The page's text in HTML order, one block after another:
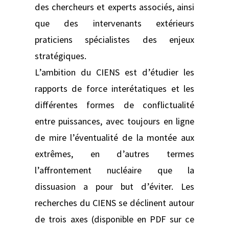
des chercheurs et experts associés, ainsi
que des intervenants extérieurs
praticiens spécialistes des enjeux
stratégiques.
L’ambition du CIENS est d’étudier les
rapports de force interétatiques et les
différentes formes de conflictualité
entre puissances, avec toujours en ligne
de mire l’éventualité de la montée aux
extrêmes, en d’autres termes
l’affrontement nucléaire que la
dissuasion a pour but d’éviter. Les
recherches du CIENS se déclinent autour
de trois axes (disponible en PDF sur ce